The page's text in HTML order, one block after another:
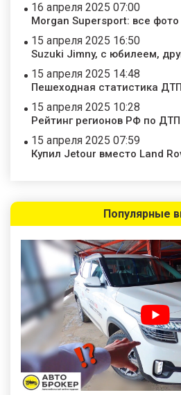
16 апреля 2025 07:00
Morgan Supersport: все фото
15 апреля 2025 16:50
Suzuki Jimny, с юбилеем,
15 апреля 2025 14:48
Пешеходная статистика
15 апреля 2025 10:28
Рейтинг регионов РФ по
15 апреля 2025 07:59
Купил Jetour вместо Land
Популярные